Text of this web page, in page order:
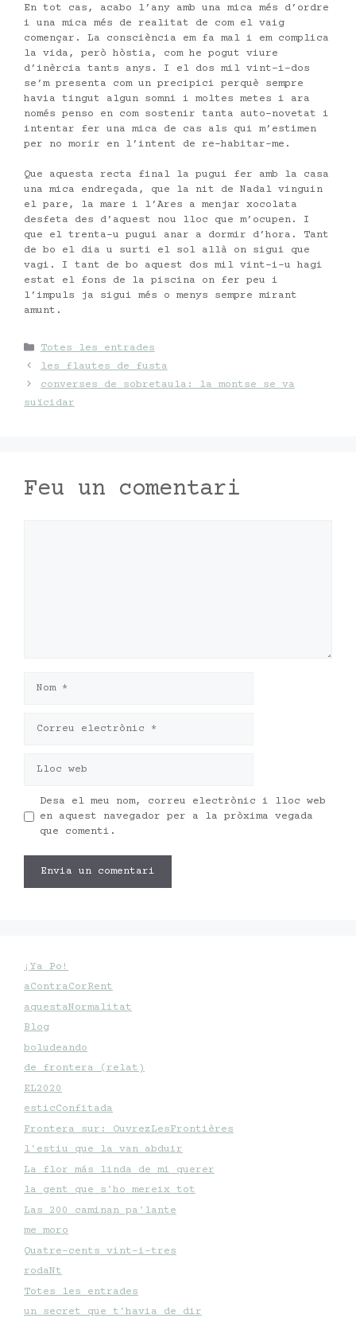
En tot cas, acabo l’any amb una mica més d’ordre
i una mica més de realitat de com el vaig
començar. La consciència em fa mal i em complica
la vida, però hòstia, com he pogut viure
d’inèrcia tants anys. I el dos mil vint-i-dos
se’m presenta com un precipici perquè sempre
havia tingut algun somni i moltes metes i ara
només penso en com sostenir tanta auto-novetat i
intentar fer una mica de cas als qui m’estimen
per no morir en l’intent de re-habitar-me.
Que aquesta recta final la pugui fer amb la casa
una mica endreçada, que la nit de Nadal vinguin
el pare, la mare i l’Ares a menjar xocolata
desfeta des d’aquest nou lloc que m’ocupen. I
que el trenta-u pugui anar a dormir d’hora. Tant
de bo el dia u surti el sol allà on sigui que
vagi. I tant de bo aquest dos mil vint-i-u hagi
estat el fons de la piscina on fer peu i
l’impuls ja sigui més o menys sempre mirant
amunt.
Categories
Totes les entrades
les flautes de fusta
converses de sobretaula: la montse se va
suïcidar
Feu un comentari
electrònic
web
Desa el meu nom, correu electrònic i lloc web
en aquest navegador per a la pròxima vegada
que comenti.
¡Ya Po!
aContraCorRent
aquestaNormalitat
Blog
boludeando
de frontera (relat)
EL2020
esticConfitada
Frontera sur: OuvrezLesFrontières
l'estiu que la van abduir
La flor más linda de mi querer
la gent que s'ho mereix tot
Las 200 caminan pa'lante
me moro
Quatre-cents vint-i-tres
rodaNt
Totes les entrades
un secret que t'havia de dir